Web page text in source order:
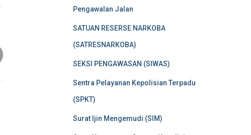
Pengawalan Jalan
SATUAN RESERSE NARKOBA
(SATRESNARKOBA)
SEKSI PENGAWASAN (SIWAS)
Sentra Pelayanan Kepolisian Terpadu
(SPKT)
Surat Ijin Mengemudi (SIM)